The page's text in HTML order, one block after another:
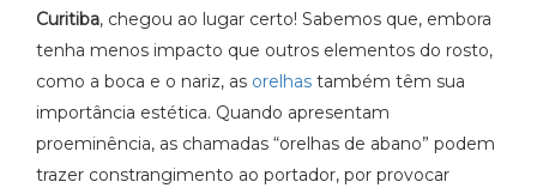
Curitiba, chegou ao lugar certo! Sabemos que, embora
tenha menos impacto que outros elementos do rosto,
como a boca e o nariz, as orelhas também têm sua
importância estética. Quando apresentam
proeminência, as chamadas “orelhas de abano” podem
trazer constrangimento ao portador, por provocar